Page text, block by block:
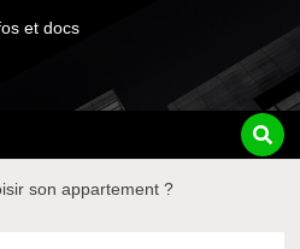
et docs
son appartement ?